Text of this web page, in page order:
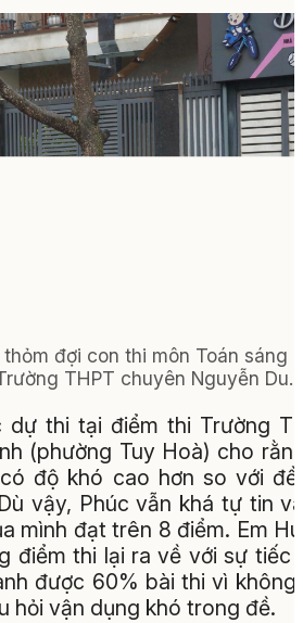
thỏm đợi con thi môn Toán sáng
THPT chuyên Nguyễn Du.
dự thi tại điểm thi Trường
(phường Tuy Hoà) cho
độ khó cao hơn so với
vậy, Phúc vẫn khá tự tin
mình đạt trên 8 điểm. Em
điểm thi lại ra về với sự tiếc
được 60% bài thi vì không
hỏi vận dụng khó trong đề.